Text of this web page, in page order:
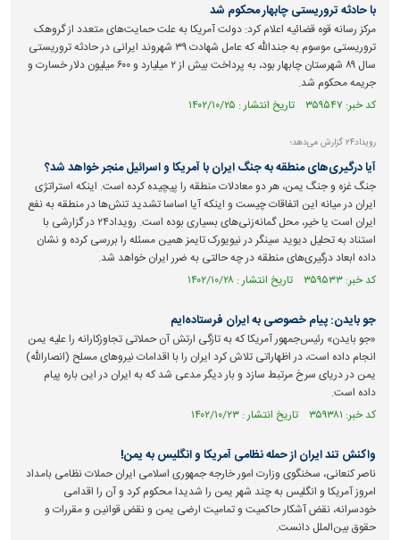
با حادثه تروریستی چابهار محکوم شد
مرکز رسانه قوه قضائیه اعلام کرد: دولت آمریکا به علت حمایت‌های متعدد از گروهک
تروریستی موسوم به جندالله که عامل شهادت ۳۹ شهروند ایرانی در حادثه تروریستی
سال ۸۹ شهرستان چابهار بود، به پرداخت بیش از ۲ میلیارد و ۶۰۰ میلیون دلار خسارت و
جریمه محکوم شد.
کد خبر: ۳۵۹۵۴۷ تاریخ انتشار : ۱۴۰۲/۱۰/۲۵
رویداد۲۴ گزارش می‌دهد؛
آیا درگیری‌های منطقه به جنگ ایران با آمریکا و اسرائیل منجر خواهد شد؟
جنگ غزه و جنگ یمن، هر دو معادلات منطقه را پیچیده کرده است. اینکه استراتژی
ایران در میانه این اتفاقات چیست و اینکه آیا اساسا تشدید تنش‌ها در منطقه به نفع
ایران است یا خیر، محل گمانه‌زنی‌های بسیاری بوده است. رویداد۲۴ در گزارشی با
استناد به تحلیل دیوید سینگر در نیویورک تایمز همین مسئله را بررسی کرده و نشان
داده ابعاد درگیری‌های منطقه در چه حالتی به ضرر ایران خواهد شد.
کد خبر: ۳۵۹۵۳۳ تاریخ انتشار : ۱۴۰۲/۱۰/۲۸
جو بایدن: پیام خصوصی به ایران فرستاده‌ایم
«جو بایدن» رئیس‌جمهور آمریکا که به تازگی ارتش آن حملاتی تجاوزکارانه را علیه یمن
انجام داده است، در اظهاراتی تلاش کرد ایران را با اقدامات نیرو‌های مسلح (انصارالله)
یمن در دریای سرخ مرتبط سازد و بار دیگر مدعی شد که به ایران در این باره پیام
داده است.
کد خبر: ۳۵۹۳۸۱ تاریخ انتشار : ۱۴۰۲/۱۰/۲۳
واکنش تند ایران از حمله نظامی آمریکا و انگلیس به یمن!
ناصر کنعانی، سخنگوی وزارت امور خارجه جمهوری اسلامی ایران حملات نظامی بامداد
امروز آمریکا و انگلیس به چند شهر یمن را شدیدا محکوم کرد و آن را اقدامی
خودسرانه، نقض آشکار حاکمیت و تمامیت ارضی یمن و نقض قوانین و مقررات و
حقوق بین‌الملل دانست.